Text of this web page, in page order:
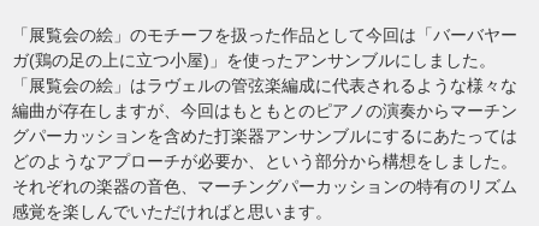
「展覧会の絵」のモチーフを扱った作品として今回は「バーバヤー
ガ(鶏の足の上に立つ小屋)」を使ったアンサンブルにしました。
「展覧会の絵」はラヴェルの管弦楽編成に代表されるような様々な
編曲が存在しますが、今回はもともとのピアノの演奏からマーチン
グパーカッションを含めた打楽器アンサンブルにするにあたっては
どのようなアプローチが必要か、という部分から構想をしました。
それぞれの楽器の音色、マーチングパーカッションの特有のリズム
感覚を楽しんでいただければと思います。